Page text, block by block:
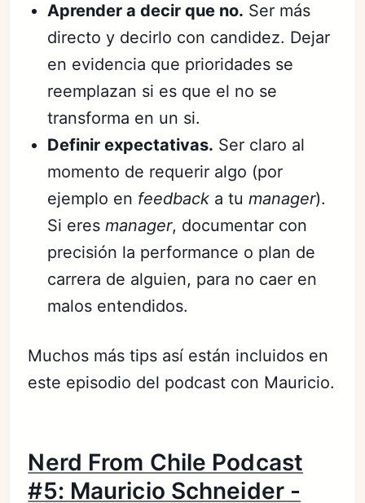
Aprender a decir que no. Ser más
directo y decirlo con candidez. Dejar
en evidencia que prioridades se
reemplazan si es que el no se
transforma en un si.
Definir expectativas. Ser claro al
momento de requerir algo (por
ejemplo en feedback a tumanager).
Si eresmanager, documentar con
precisión la performance o plan de
carrera de alguien, para no caer en
malos entendidos.
Muchos más tips así están incluidos en
este episodio del podcast con Mauricio.
Nerd From Chile Podcast
#5: Mauricio Schneider -